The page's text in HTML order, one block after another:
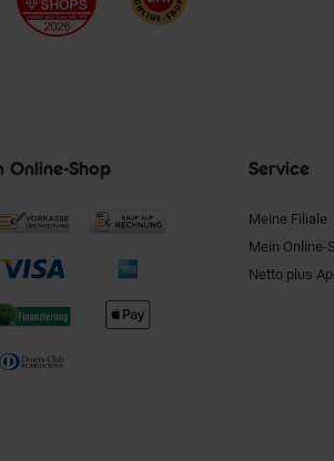
Online-Shop Service
Meine Filiale
Mein Online-
Netto plus